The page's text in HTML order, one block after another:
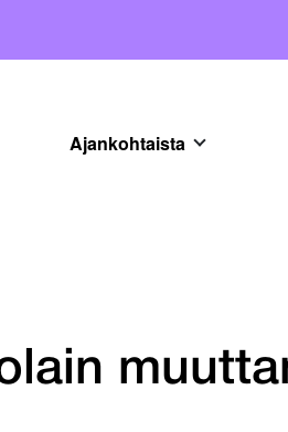
Ajankohtaista